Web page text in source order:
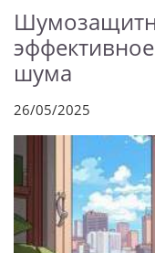
шума
26/05/2025